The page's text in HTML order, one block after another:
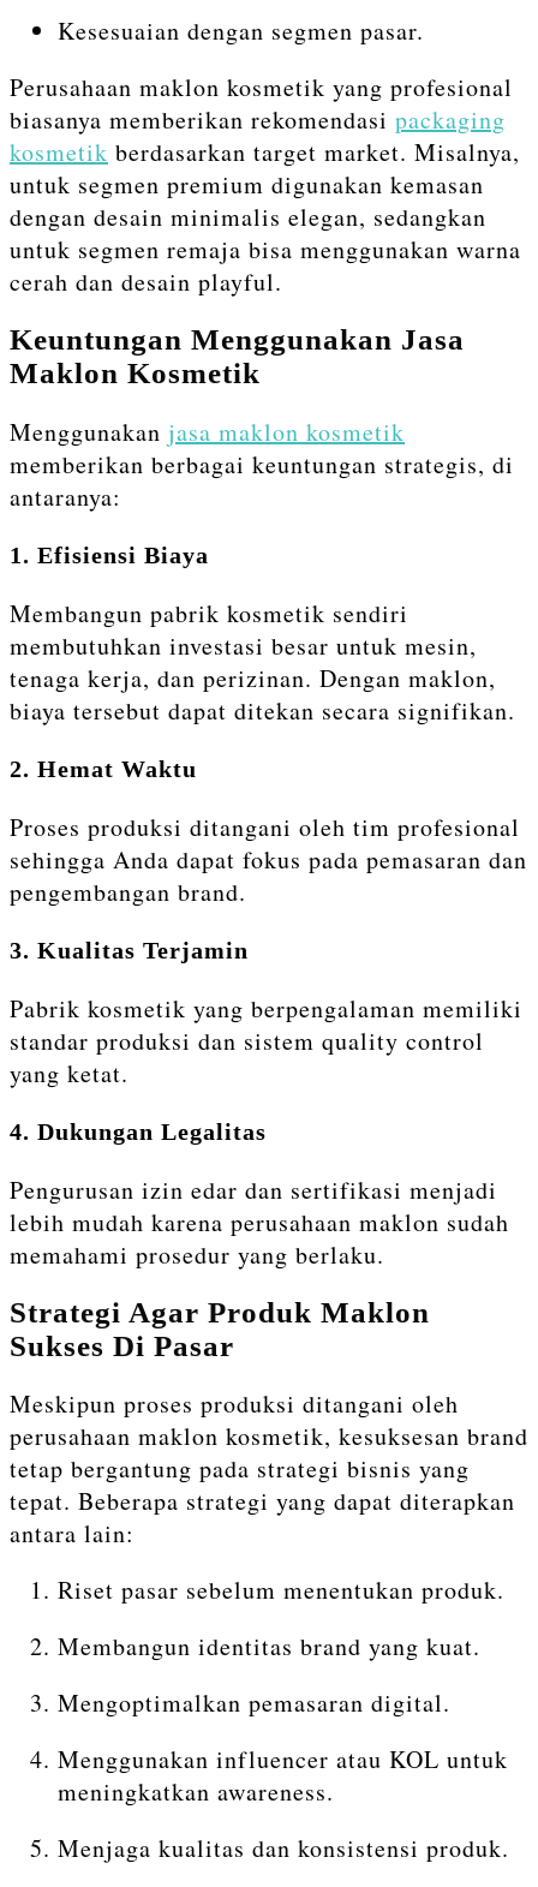
Kesesuaian dengan segmen pasar.
Perusahaan maklon kosmetik yang profesional
biasanya memberikan rekomendasi packaging
kosmetik berdasarkan target market. Misalnya,
untuk segmen premium digunakan kemasan
dengan desain minimalis elegan, sedangkan
untuk segmen remaja bisa menggunakan warna
cerah dan desain playful.
Keuntungan Menggunakan Jasa
Maklon Kosmetik
Menggunakan jasa maklon kosmetik
memberikan berbagai keuntungan strategis, di
antaranya:
1. Efisiensi Biaya
Membangun pabrik kosmetik sendiri
membutuhkan investasi besar untuk mesin,
tenaga kerja, dan perizinan. Dengan maklon,
biaya tersebut dapat ditekan secara signifikan.
2. Hemat Waktu
Proses produksi ditangani oleh tim profesional
sehingga Anda dapat fokus pada pemasaran dan
pengembangan brand.
3. Kualitas Terjamin
Pabrik kosmetik yang berpengalaman memiliki
standar produksi dan sistem quality control
yang ketat.
4. Dukungan Legalitas
Pengurusan izin edar dan sertifikasi menjadi
lebih mudah karena perusahaan maklon sudah
memahami prosedur yang berlaku.
Strategi Agar Produk Maklon
Sukses Di Pasar
Meskipun proses produksi ditangani oleh
perusahaan maklon kosmetik, kesuksesan brand
tetap bergantung pada strategi bisnis yang
tepat. Beberapa strategi yang dapat diterapkan
antara lain:
Riset pasar sebelum menentukan produk.
Membangun identitas brand yang kuat.
Mengoptimalkan pemasaran digital.
Menggunakan influencer atau KOL untuk
meningkatkan awareness.
Menjaga kualitas dan konsistensi produk.